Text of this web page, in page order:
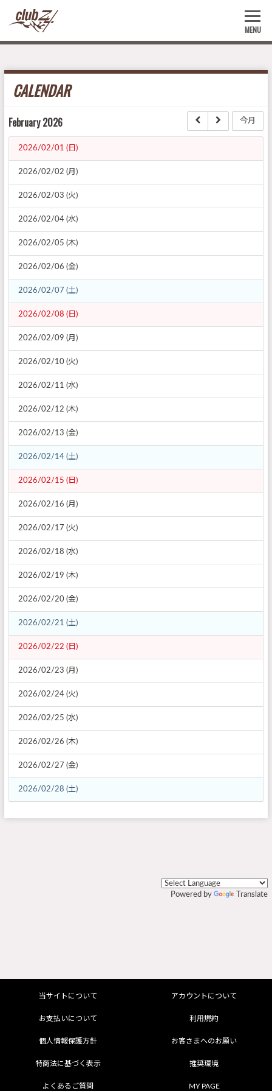
MENU
CALENDAR
February 2026 今月
2026/02/01 (日)
2026/02/02 (月)
2026/02/03 (火)
2026/02/04 (水)
2026/02/05 (木)
2026/02/06 (金)
2026/02/07 (土)
2026/02/08 (日)
2026/02/09 (月)
2026/02/10 (火)
2026/02/11 (水)
2026/02/12 (木)
2026/02/13 (金)
2026/02/14 (土)
2026/02/15 (日)
2026/02/16 (月)
2026/02/17 (火)
2026/02/18 (水)
2026/02/19 (木)
2026/02/20 (金)
2026/02/21 (土)
2026/02/22 (日)
2026/02/23 (月)
2026/02/24 (火)
2026/02/25 (水)
2026/02/26 (木)
2026/02/27 (金)
2026/02/28 (土)
Powered by Translate
当サイトについて アカウントについて
お支払いについて 利用規約
個人情報保護方針 お客さまへのお願い
特商法に基づく表示 推奨環境
よくあるご質問 MY PAGE